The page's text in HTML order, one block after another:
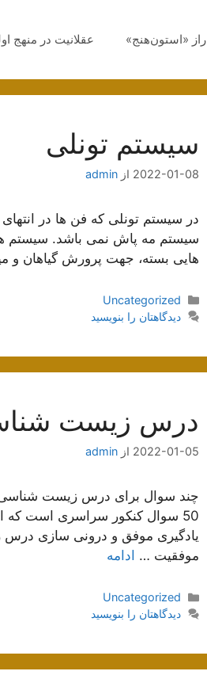
راز «استون‌هنج» عقلانیت در منهج
سیستم تونلی
2022-01-08 از admin
سیستم مه پاش نمی باشد. سیستم
هایی بسته، جهت پرورش گیاهان و
دسته‌ها
Uncategorized
دیدگاهتان را بنویسید
درس زیست
2022-01-05 از admin
چند سوال برای درس زیست
یادگیری موفق و درونی سازی درس
موفقیت … ادامه
دسته‌ها
Uncategorized
دیدگاهتان را بنویسید